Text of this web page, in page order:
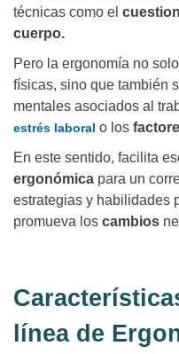
técnicas como el
cuerpo.
Pero la ergonomía no
físicas, sino que también
mentales asociados al
estrés laboral o los
En este sentido, facilita
ergonómica para un
estrategias y habilidades
promueva los cambios
línea de